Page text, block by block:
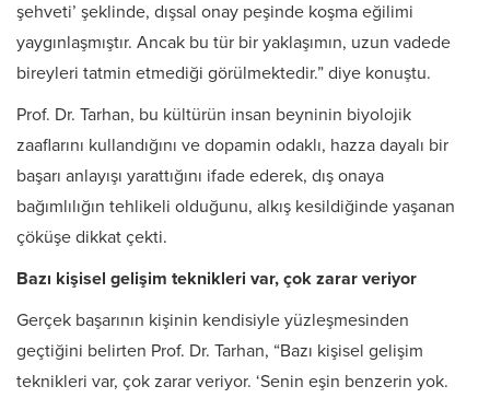
şehveti’ şeklinde, dışsal onay peşinde koşma eğilimi
yaygınlaşmıştır. Ancak bu tür bir yaklaşımın, uzun vadede
bireyleri tatmin etmediği görülmektedir.” diye konuştu.
Prof. Dr. Tarhan, bu kültürün insan beyninin biyolojik
zaaflarını kullandığını ve dopamin odaklı, hazza dayalı bir
başarı anlayışı yarattığını ifade ederek, dış onaya
bağımlılığın tehlikeli olduğunu, alkış kesildiğinde yaşanan
çöküşe dikkat çekti.
Bazı kişisel gelişim teknikleri var, çok zarar veriyor
Gerçek başarının kişinin kendisiyle yüzleşmesinden
geçtiğini belirten Prof. Dr. Tarhan, “Bazı kişisel gelişim
teknikleri var, çok zarar veriyor. ‘Senin eşin benzerin yok.